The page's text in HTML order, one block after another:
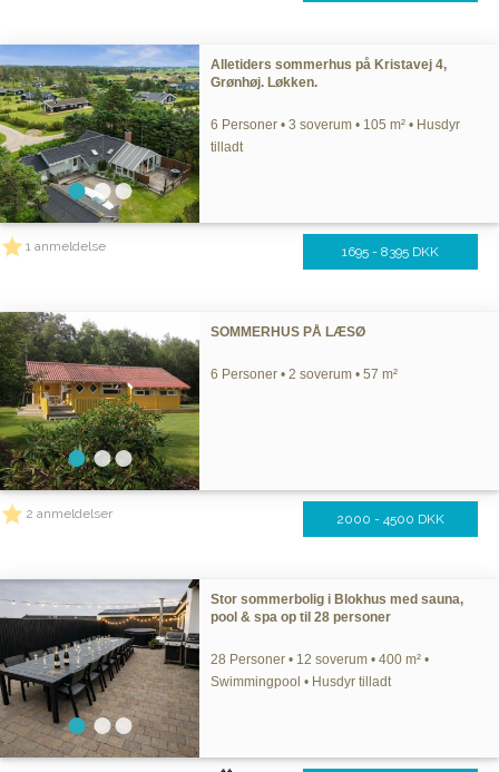
Alletiders sommerhus på Kristavej 4,
Grønhøj. Løkken.
6 Personer • 3 soverum • 105 m² • Husdyr
tilladt
1 anmeldelse 1695 - 8395 DKK
SOMMERHUS PÅ LÆSØ
6 Personer • 2 soverum • 57 m²
2 anmeldelser 2000 - 4500 DKK
Stor sommerbolig i Blokhus med sauna,
pool & spa op til 28 personer
28 Personer • 12 soverum • 400 m² •
Swimmingpool • Husdyr tilladt